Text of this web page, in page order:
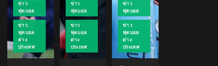
ข่าว
ฟุตบอล
ข่าว
ฟุตบอล
ต่าง
ประเทศ
ข่าว
ฟุตบอล
ข่าว
ฟุตบอล
ต่าง
ประเทศ
ข่าว
ฟุตบอล
ข่าว
ฟุตบอล
ต่าง
ประเทศ